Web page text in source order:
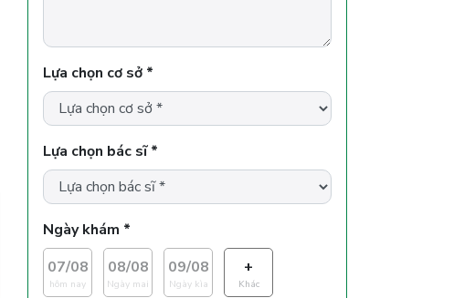
Lựa chọn cơ sở *
Lựa chọn bác sĩ *
Ngày khám *
07/08
hôm nay
08/08
Ngày mai
09/08
Ngày kìa
+
Khác